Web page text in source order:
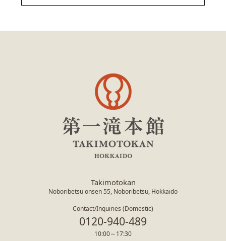
Takimotokan
Noboribetsu onsen 55, Noboribetsu, Hokkaido
Contact/Inquiries (Domestic)
0120-940-489
10:00～17:30